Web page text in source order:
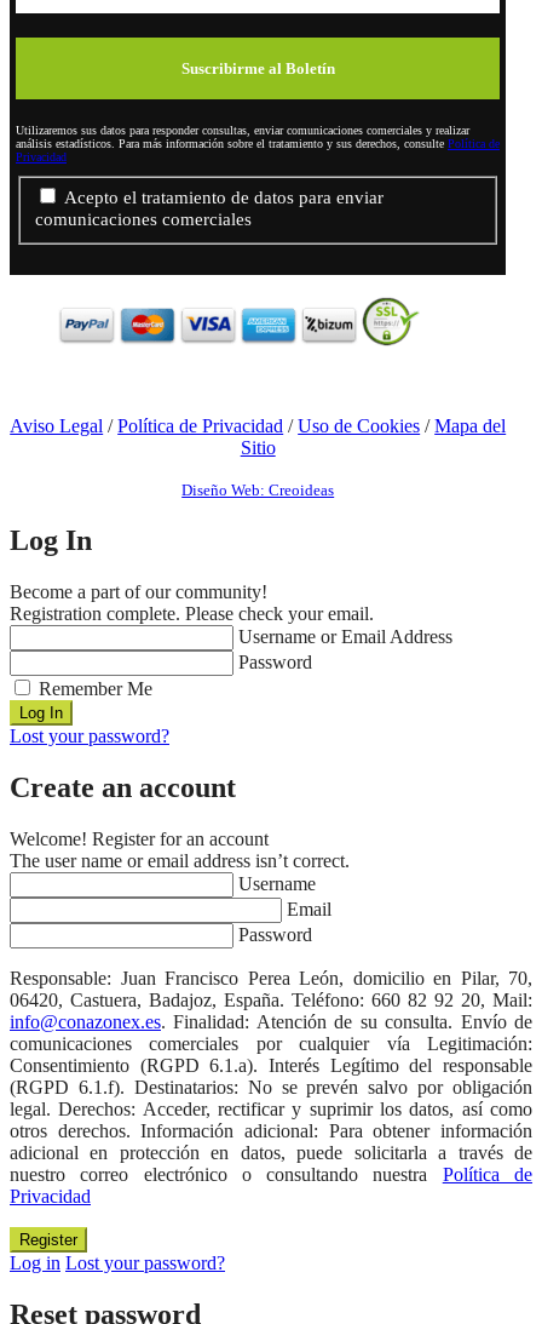
Utilizaremos sus datos para responder consultas, enviar comunicaciones comerciales y realizar
análisis estadísticos. Para más información sobre el tratamiento y sus derechos, consulte Política de
Privacidad
Acepto el tratamiento de datos para enviar
comunicaciones comerciales
Aviso Legal /Política de Privacidad /Uso de Cookies /Mapa del
Sitio
Diseño Web: Creoideas
Log In
Become a part of our community!
Registration complete. Please check your email.
Username or Email Address
Password
Remember Me
Lost your password?
Create an account
Welcome! Register for an account
The user name or email address isn’t correct.
Username
Email
Password
Responsable: Juan Francisco Perea León, domicilio en Pilar, 70,
06420, Castuera, Badajoz, España. Teléfono: 660 82 92 20, Mail:
info@conazonex.es. Finalidad: Atención de su consulta. Envío de
comunicaciones comerciales por cualquier vía Legitimación:
Consentimiento (RGPD 6.1.a). Interés Legítimo del responsable
(RGPD 6.1.f). Destinatarios: No se prevén salvo por obligación
legal. Derechos: Acceder, rectificar y suprimir los datos, así como
otros derechos. Información adicional: Para obtener información
adicional en protección en datos, puede solicitarla a través de
nuestro correo electrónico o consultando nuestra Política de
Privacidad
Log in Lost your password?
Reset password